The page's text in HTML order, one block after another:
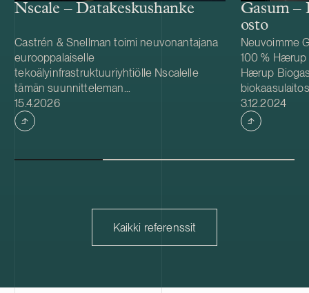
Nscale – Datakeskushanke
Castrén & Snellman toimi neuvonantajana
eurooppalaiselle
tekoälyinfrastruktuuriyhtiölle Nscalelle
tämän suunnitteleman
datakeskushankkeen yhteydessä
Harjavallassa, Suomessa.Hankkeen
kohteena oleva laitos sijoittuu Sievarin
neuvonantotehtävät käsittivät alueen
kanssa sekä Sievarin alueen alustavan
maanmyyntiprosessin Harjavallan
verkkoliityntäsuunnittelua ja siihen liittyviä
Julkaistu
15.4.2026
Gasum –
osto
Neuvoimme
100 % Hærup
Hærup
hankkii
Tanskassa,
strategisena
tarjoaa
Julkaistu
3.12.2024
Kaikki referenssit